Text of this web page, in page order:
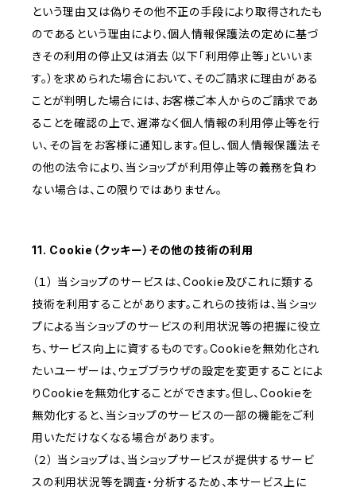
という理由又は偽りその他不正の手段により取得されたも
のであるという理由により、個人情報保護法の定めに基づ
きその利用の停止又は消去（以下「利用停止等」といいま
す。）を求められた場合において、そのご請求に理由がある
ことが判明した場合には、お客様ご本人からのご請求であ
ることを確認の上で、遅滞なく個人情報の利用停止等を行
い、その旨をお客様に通知します。但し、個人情報保護法そ
の他の法令により、当ショップが利用停止等の義務を負わ
ない場合は、この限りではありません。
11. Cookie（クッキー）その他の技術の利用
（１） 当ショップのサービスは、Cookie及びこれに類する
技術を利用することがあります。これらの技術は、当ショッ
プによる当ショップのサービスの利用状況等の把握に役立
ち、サービス向上に資するものです。Cookieを無効化され
たいユーザーは、ウェブブラウザの設定を変更することによ
りCookieを無効化することができます。但し、Cookieを
無効化すると、当ショップのサービスの一部の機能をご利
用いただけなくなる場合があります。
（２） 当ショップは、当ショップサービスが提供するサービ
スの利用状況等を調査・分析するため、本サービス上に